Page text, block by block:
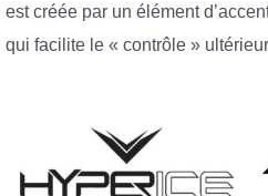
est créée par un élément
qui facilite le « contrôle »